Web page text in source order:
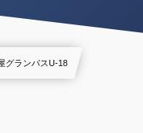
ランパスU-18